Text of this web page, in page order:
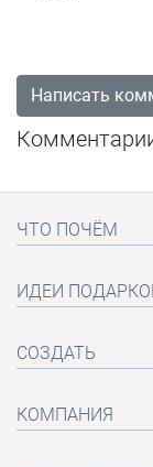
Написать
ЧТО ПОЧЁМ
ИДЕИ
СОЗДАТЬ
КОМПАНИЯ